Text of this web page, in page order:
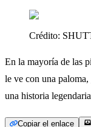
Crédito:
En la mayoría de las
le ve con una paloma,
una historia legendaria
Copiar el enlace